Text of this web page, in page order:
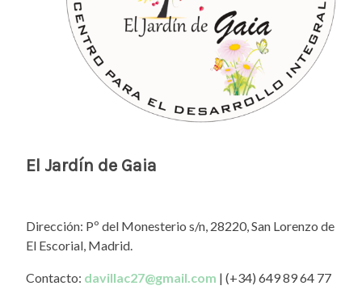
El Jardín de Gaia
Dirección: Pº del Monesterio s/n, 28220, San Lorenzo de
El Escorial, Madrid.
Contacto: davillac27@gmail.com | (+34) 649 89 64 77